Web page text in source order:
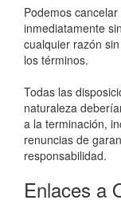
Podemos
inmediatamente
cualquier razón
los términos.
Todas las
naturaleza
a la terminación,
renuncias de
responsabilidad.
Enlaces a